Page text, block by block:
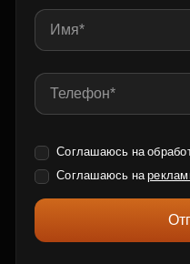
Соглашаюсь на
Соглашаюсь на